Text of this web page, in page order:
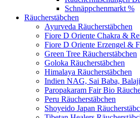
Schnäppchenmarkt %
Räucherstäbchen
Ayurveda Räucherstäbchen
Fiore D Oriente Chakra &
Fiore D Oriente Erzengel &
Green Tree Räucherstäbchen
Goloka Räucherstäbchen
Himalaya Räucherstäbchen
Indien NAG, Sai Baba,
Paropakaram Fair Bio
Peru Räucherstäbchen
Shoyeido Japan